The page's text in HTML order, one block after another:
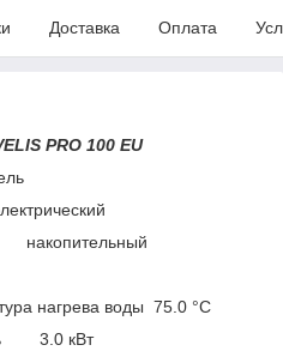
Доставка Оплата
PRO 100 EU
накопительный
нагрева воды 75.0 °С
3.0 кВт